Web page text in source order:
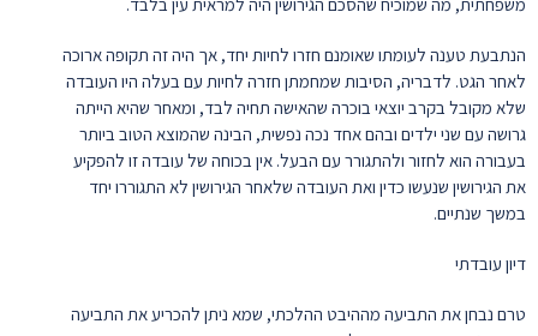
הנתבעת טענה לעומתו שאומנם חזרו לחיות יחד, אך היה זה תקופה ארוכה
לאחר הגט. לדבריה, הסיבות שמחמתן חזרה לחיות עם בעלה היו העובדה
שלא מקובל בקרב יוצאי בוכרה שהאישה תחיה לבד, ומאחר שהיא הייתה
גרושה עם שני ילדים ובהם אחד נכה נפשית, הבינה שהמוצא הטוב ביותר
בעבורה הוא לחזור ולהתגורר עם הבעל. אין בכוחה של עובדה זו להפקיע
את הגירושין שנעשו כדין ואת העובדה שלאחר הגירושין לא התגוררו יחד
במשך שנתיים.
דיון עובדתי
טרם נבחן את התביעה מההיבט ההלכתי, שמא ניתן להכריע את התביעה